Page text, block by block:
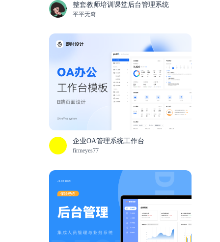
整套教师培训课堂后台管理系统
平平无奇
企业OA管理系统工作台
firmeyes77